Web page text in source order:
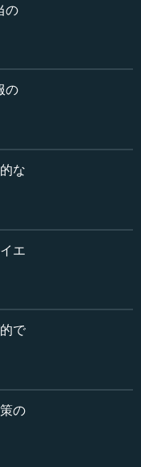
ということ（の判
のが不足するか、
う人はいません。
からない。つま
、アルミをたくさ
国営だったら判断
格は存在しない
合理的な経済計画
わけです。
ういうものを組み
ないか」「こうい
することはできま
な部会が「これがい
取り上げてもたい
ままあります。で
の
の
な
エ
で
の